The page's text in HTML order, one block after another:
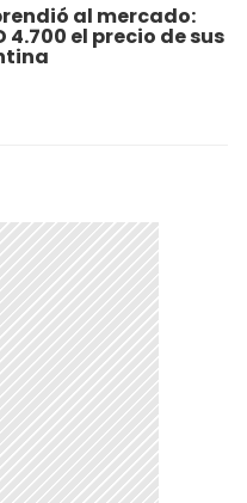
al mercado:
4.700 el precio de sus